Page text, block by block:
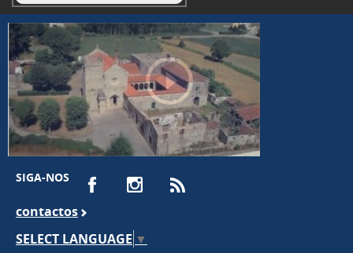
SIGA-NOS
contactos
SELECT LANGUAGE ▼